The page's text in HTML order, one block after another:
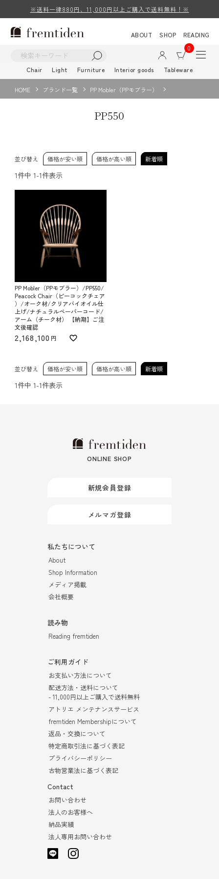
※送料一律880円、11,000円以上ご購入で送料無料！※
ABOUT SHOP
READING
0
Chair Light Furniture Interior goods Tableware
HOME ブランド一覧 PP Mobler（PPモブラー）
PP550
並び替え 価格が安い順 価格が高い順 新着順
1件中 1-1件表示
PP Mobler（PPモブラー）/PP550/
Peacock Chair（ピーコックチェア
）/オーク材/クリアバイオイル仕
上げ/ナチュラルペーパーコード/
アーム（チーク材） 【納期】ご注
文後確認
2,168,100
並び替え 価格が安い順 価格が高い順 新着順
1件中 1-1件表示
ONLINE SHOP
新規会員登録
メルマガ登録
私たちについて
About
Shop Information
メディア掲載
会社概要
読み物
Reading fremtiden
ご利用ガイド
お支払い方法について
配送方法・送料について
- 11,000円以上ご購入で送料無料
アトリエ メンテナンスサービス
fremtiden Membershipについて
返品・交換について
特定商取引法に基づく表記
プライバシーポリシー
古物営業法に基づく表記
Contact
お問い合わせ
法人のお客様へ
納品実績
法人専用お問い合わせ